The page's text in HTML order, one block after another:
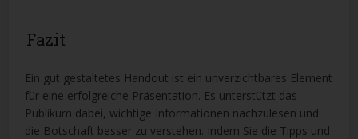
Fazit
Ein gut gestaltetes Handout ist ein unverzichtbares Element
für eine erfolgreiche Präsentation. Es unterstützt das
Publikum dabei, wichtige Informationen nachzulesen und
die Botschaft besser zu verstehen. Indem Sie die Tipps und